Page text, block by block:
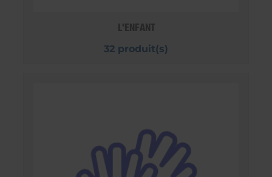
L'ENFANT
32 produit(s)